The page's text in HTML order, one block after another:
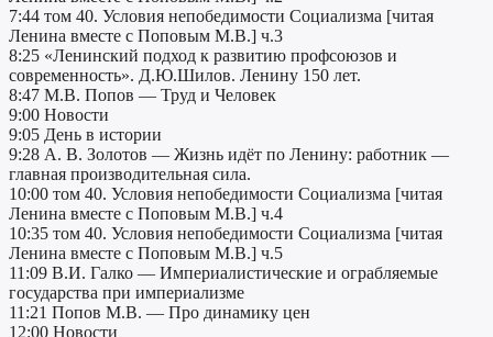
7:44 том 40. Условия непобедимости Социализма [читая
Ленина вместе с Поповым М.В.] ч.3
8:25 «Ленинский подход к развитию профсоюзов и
современность». Д.Ю.Шилов. Ленину 150 лет.
8:47 М.В. Попов — Труд и Человек
9:00 Новости
9:05 День в истории
9:28 А. В. Золотов — Жизнь идёт по Ленину: работник —
главная производительная сила.
10:00 том 40. Условия непобедимости Социализма [читая
Ленина вместе с Поповым М.В.] ч.4
10:35 том 40. Условия непобедимости Социализма [читая
Ленина вместе с Поповым М.В.] ч.5
11:09 В.И. Галко — Империалистические и ограбляемые
государства при империализме
11:21 Попов М.В. — Про динамику цен
12:00 Новости